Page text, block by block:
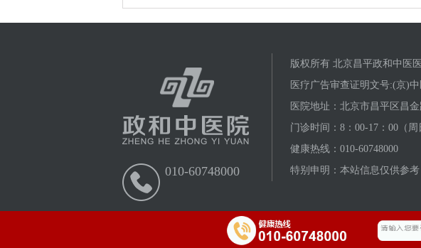
010-60748000
版权所有 北京昌平政和中医
医疗广告审查证明文号:(京)
医院地址：北京市昌平区昌
门诊时间：8：00-17：00（周
健康热线：010-60748000
特别申明：本站信息仅供参